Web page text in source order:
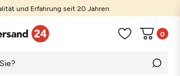
und Erfahrung seit 20 Jahren
0